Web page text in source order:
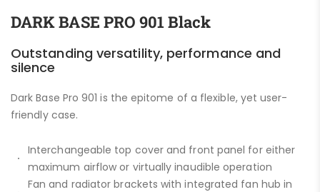
DARK BASE PRO 901 Black
Outstanding versatility, performance and
silence
Dark Base Pro 901 is the epitome of a flexible, yet user-
friendly case.
Interchangeable top cover and front panel for either
maximum airflow or virtually inaudible operation
Fan and radiator brackets with integrated fan hub in